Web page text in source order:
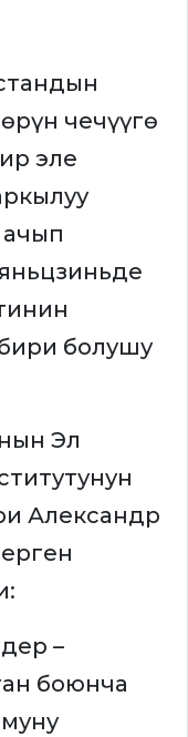
чечүүгө
эле
болушу
Эл
Александр
–
боюнча